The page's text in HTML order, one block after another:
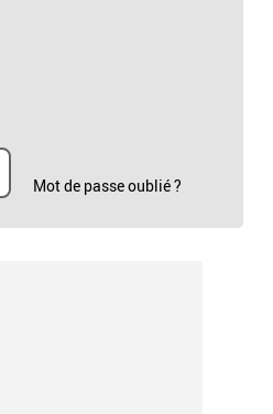
Mot de passe oublié ?